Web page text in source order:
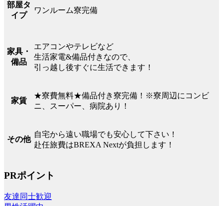
部屋タ
イプ
ワンルーム寮完備
家具・
備品
エアコンやテレビなど
生活家電&備品付きなので、
引っ越し後すぐに生活できます！
家賃
★寮費無料★備品付き寮完備！※寮周辺にコンビ
ニ、スーパー、病院あり！
その他
自宅から遠い職場でも安心して下さい！
赴任旅費はBREXA Nextが負担します！
PRポイント
友達同士歓迎